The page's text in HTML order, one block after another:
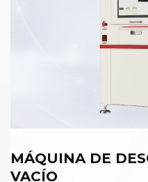
MÁQUINA DE
VACÍO